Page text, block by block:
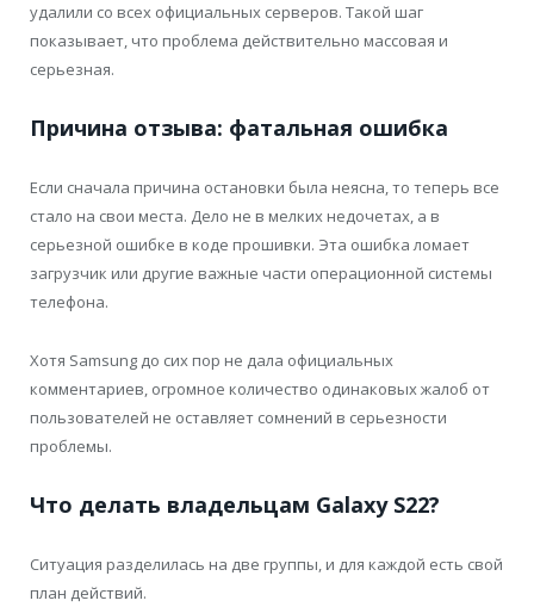
удалили со всех официальных серверов. Такой шаг
показывает, что проблема действительно массовая и
серьезная.
Причина отзыва: фатальная ошибка
Если сначала причина остановки была неясна, то теперь все
стало на свои места. Дело не в мелких недочетах, а в
серьезной ошибке в коде прошивки. Эта ошибка ломает
загрузчик или другие важные части операционной системы
телефона.
Хотя Samsung до сих пор не дала официальных
комментариев, огромное количество одинаковых жалоб от
пользователей не оставляет сомнений в серьезности
проблемы.
Что делать владельцам Galaxy S22?
Ситуация разделилась на две группы, и для каждой есть свой
план действий.